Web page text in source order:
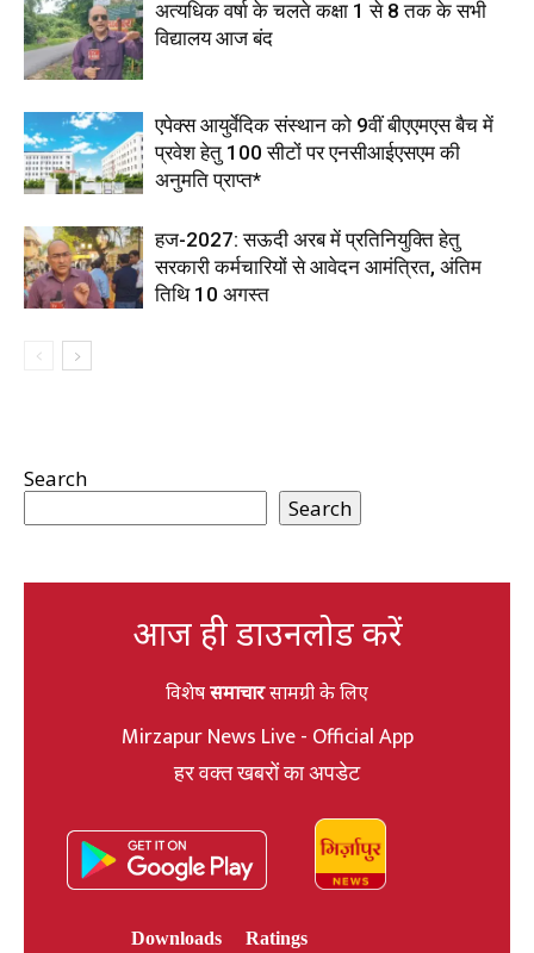
अत्यधिक वर्षा के चलते कक्षा 1 से 8 तक के सभी
विद्यालय आज बंद
एपेक्स आयुर्वेदिक संस्थान को 9वीं बीएएमएस बैच में
प्रवेश हेतु 100 सीटों पर एनसीआईएसएम की
अनुमति प्राप्त*
हज-2027: सऊदी अरब में प्रतिनियुक्ति हेतु
सरकारी कर्मचारियों से आवेदन आमंत्रित, अंतिम
तिथि 10 अगस्त
Search
Search
आज ही डाउनलोड करें
विशेषसमाचारसामग्री के लिए
Mirzapur News Live - Official App
हर वक्त खबरों का अपडेट
Downloads
Ratings